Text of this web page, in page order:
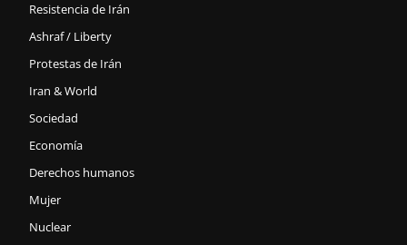
Resistencia de Irán
Ashraf / Liberty
Protestas de Irán
Iran & World
Sociedad
Economía
Derechos humanos
Mujer
Nuclear